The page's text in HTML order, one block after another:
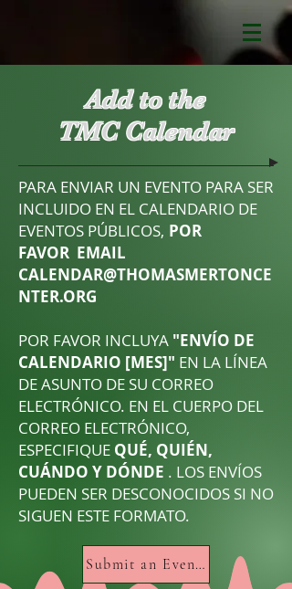
Add to the
TMC Calendar
PARA ENVIAR UN EVENTO PARA SER
INCLUIDO EN EL CALENDARIO DE
EVENTOS PÚBLICOS, POR
FAVOR EMAIL
CALENDAR@THOMASMERTONCE
NTER.ORG
POR FAVOR INCLUYA "ENVÍO DE
CALENDARIO [MES]" EN LA LÍNEA
DE ASUNTO DE SU CORREO
ELECTRÓNICO. EN EL CUERPO DEL
CORREO ELECTRÓNICO,
ESPECIFIQUE QUÉ, QUIÉN,
CUÁNDO Y DÓNDE . LOS ENVÍOS
PUEDEN SER DESCONOCIDOS SI NO
SIGUEN ESTE FORMATO.
Submit an Event HERE